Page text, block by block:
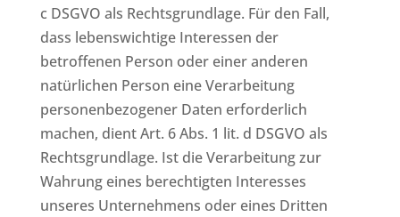
c DSGVO als Rechtsgrundlage. Für den Fall,
dass lebenswichtige Interessen der
betroffenen Person oder einer anderen
natürlichen Person eine Verarbeitung
personenbezogener Daten erforderlich
machen, dient Art. 6 Abs. 1 lit. d DSGVO als
Rechtsgrundlage. Ist die Verarbeitung zur
Wahrung eines berechtigten Interesses
unseres Unternehmens oder eines Dritten